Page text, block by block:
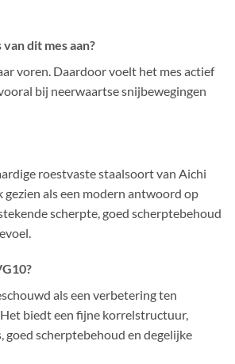
dit mes aan?
voren. Daardoor voelt het mes actief
bij neerwaartse snijbewegingen
roestvaste staalsoort van Aichi
als een modern antwoord op
scherpte, goed scherptebehoud
als een verbetering ten
biedt een fijne korrelstructuur,
goed scherptebehoud en degelijke